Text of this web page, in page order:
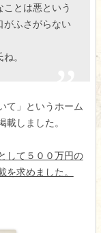
とは悪という
がふさがらない
。
て」というホーム
しました。
して５００万円の
求めました。